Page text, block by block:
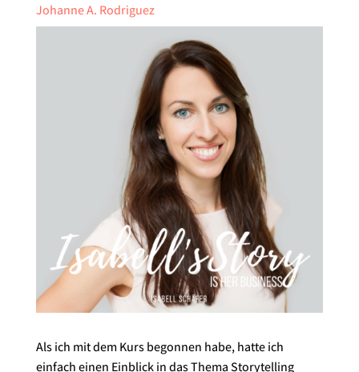
Johanne A. Rodriguez
Als ich mit dem Kurs begonnen habe, hatte ich
einfach einen Einblick in das Thema Storytelling